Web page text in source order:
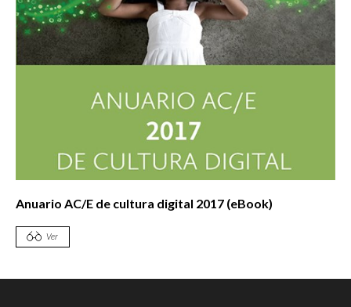
Anuario AC/E de cultura digital 2017 (eBook)
Ver